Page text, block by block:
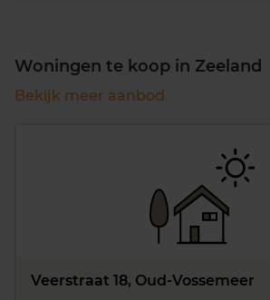
Woningen te koop in Zeeland
Bekijk meer aanbod
Veerstraat 18, Oud-Vossemeer